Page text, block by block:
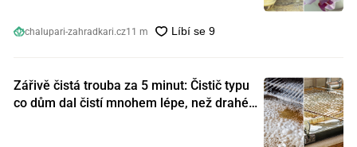
chalupari-zahradkari.cz11 m
Zářivě čistá trouba za 5 minut: Čistič typu
co dům dal čistí mnohem lépe, než drahé